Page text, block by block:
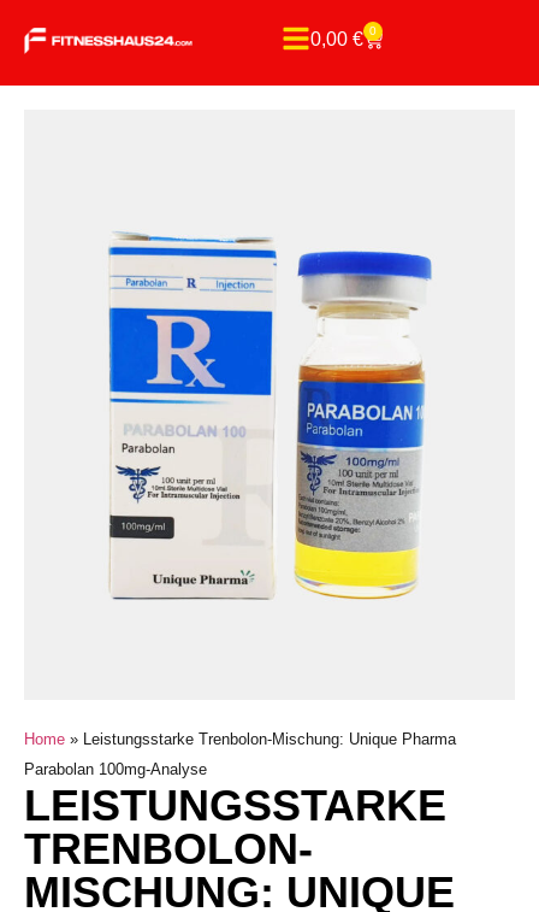
0,00 € 0
Home » Leistungsstarke Trenbolon-Mischung: Unique Pharma
Parabolan 100mg-Analyse
LEISTUNGSSTARKE
TRENBOLON-
MISCHUNG: UNIQUE